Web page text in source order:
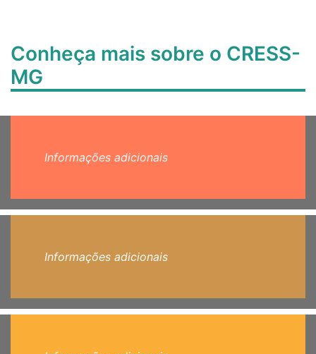
Conheça mais sobre o CRESS-
MG
Informações adicionais
Informações adicionais